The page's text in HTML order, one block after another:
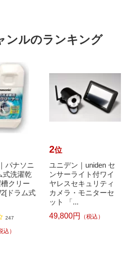
ンルのランキング
パナソニ
式洗濯乾
クリー
ドラム式
247
込）
2位
ユニデン｜uniden セ
ンサーライト付ワイ
ヤレスセキュリティ
カメラ・モニターセ
ット 「...
49,800円
（税込）